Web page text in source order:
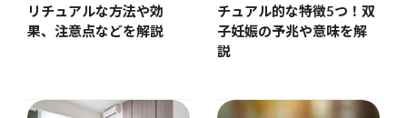
リチュアルな方法や効
果、注意点などを解説
チュアル的な特徴5つ！双
子妊娠の予兆や意味を解
説